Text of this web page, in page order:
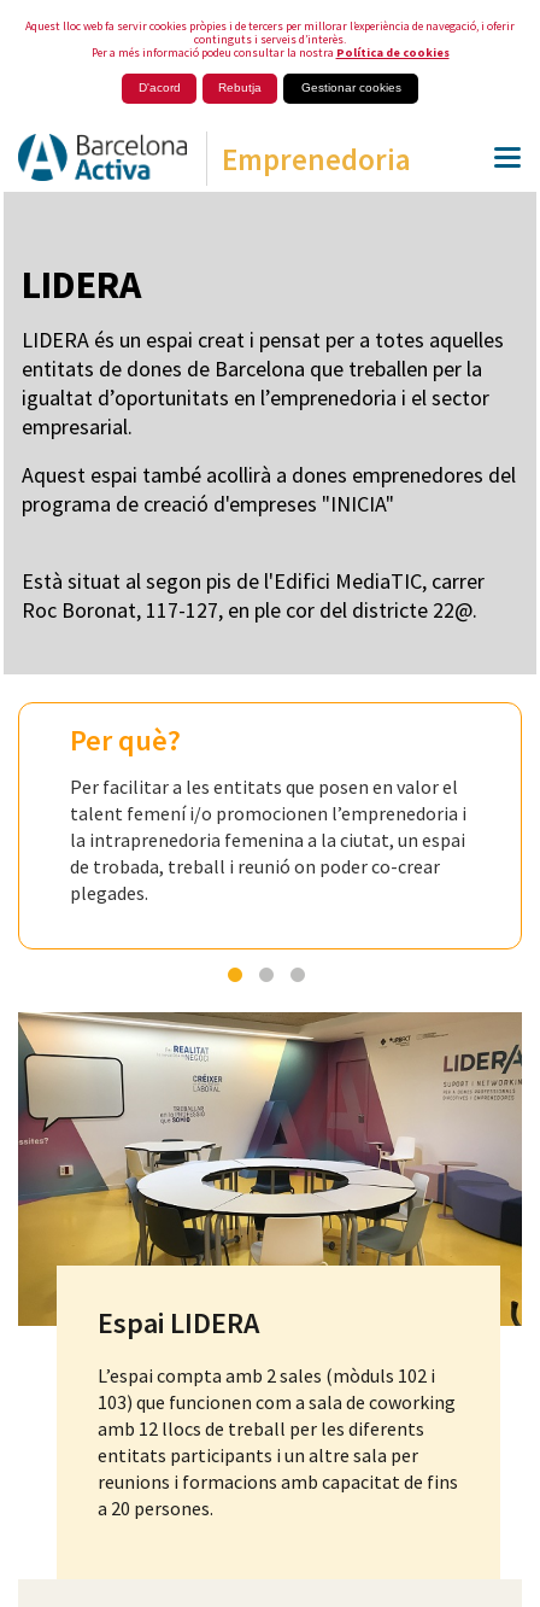
Aquest lloc web fa servir cookies pròpies i de tercers per millorar l’experiència de navegació, i oferir
continguts i serveis d’interès.
Per a més informació podeu consultar la nostra Política de cookies
D'acord Rebutja Gestionar cookies
Emprenedoria
LIDERA
LIDERA és un espai creat i pensat per a totes aquelles
entitats de dones de Barcelona que treballen per la
igualtat d’oportunitats en l’emprenedoria i el sector
empresarial.
Aquest espai també acollirà a dones emprenedores del
programa de creació d'empreses "INICIA"
Està situat al segon pis de l'Edifici MediaTIC, carrer
Roc Boronat, 117-127, en ple cor del districte 22@.
Per què?
Per facilitar a les entitats que posen en valor el
talent femení i/o promocionen l’emprenedoria i
la intraprenedoria femenina a la ciutat, un espai
de trobada, treball i reunió on poder co-crear
plegades.
Espai LIDERA
L’espai compta amb 2 sales (mòduls 102 i
103) que funcionen com a sala de coworking
amb 12 llocs de treball per les diferents
entitats participants i un altre sala per
reunions i formacions amb capacitat de fins
a 20 persones.